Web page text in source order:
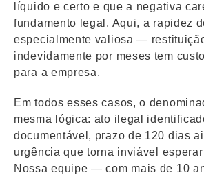
líquido e certo e que a negativa
fundamento legal. Aqui, a rapidez
especialmente valiosa —
indevidamente por meses tem
para a empresa.
Em todos esses casos, o
mesma lógica: ato ilegal
documentável, prazo de 120 dias
urgência que torna inviável
Nossa equipe — com mais de 10